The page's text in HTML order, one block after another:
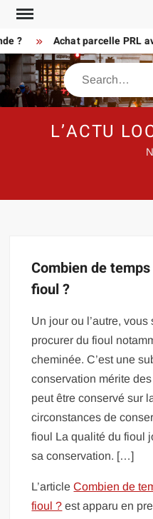
Skip
content
? Achat parcelle PRL
Search
L’ACTU
Combien de
fioul ?
Un jour ou l’autre,
procurer du fioul
cheminée. C’est une
conservation mérite
peut être conservé sur
circonstances de
fioul La qualité du fioul
sa conservation. […]
L’articleCombien de
fioul ? est apparu en